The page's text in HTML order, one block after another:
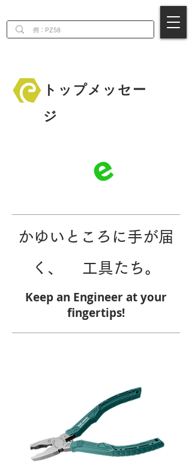
トップメッセー
ジ
e
​かゆいところに手が届
く、 工具たち。
Keep an Engineer at your
fingertips!